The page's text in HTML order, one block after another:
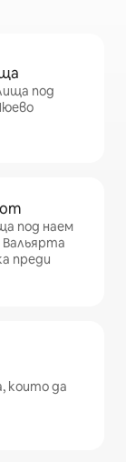
под
от
под наем
Вальярта
преди
които да